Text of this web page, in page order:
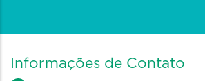
Informações de Contato